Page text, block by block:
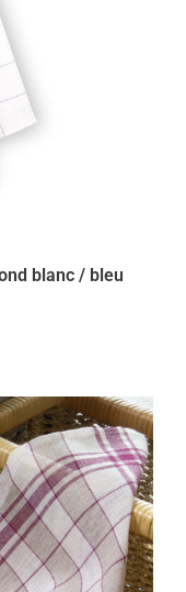
blanc / bleu